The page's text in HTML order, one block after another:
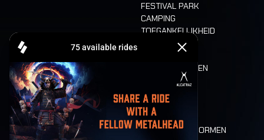
FESTIVAL PARK
CAMPING
TOEGANKELIJKHEID
CASHLESS
ETEN EN DRINKEN
MOBILITEIT
LONE WOLVES
PLATTEGROND
DEATH RIDE
WAARDEN EN NORMEN